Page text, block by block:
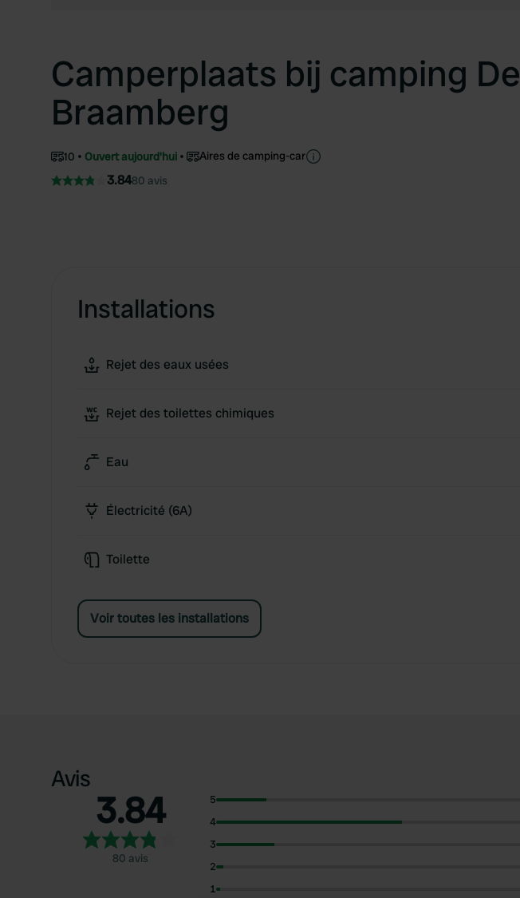
Camperplaats bij camping De
Braamberg
10 Ouvert aujourd'hui Aires de camping-car
3.8480 avis
Installations
Rejet des eaux usées
Rejet des toilettes chimiques
Eau
Électricité (6A)
Toilette
Voir toutes les installations
Avis
3.84
80 avis
5
4
3
2
1